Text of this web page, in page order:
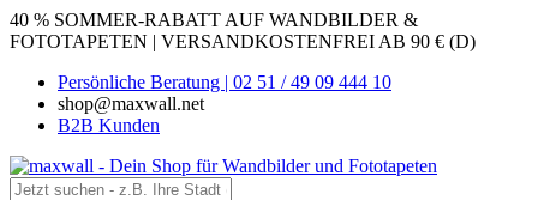
40 % SOMMER-RABATT AUF WANDBILDER &
FOTOTAPETEN | VERSANDKOSTENFREI AB 90 € (D)
Persönliche Beratung | 02 51 / 49 09 444 10
shop@maxwall.net
B2B Kunden